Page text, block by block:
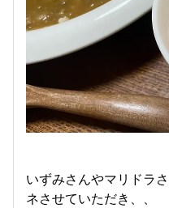
いずみさんやマリドラ
ネさせていただき、、